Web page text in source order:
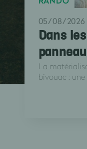
05/08/2026
Dans
La
bivouac : une